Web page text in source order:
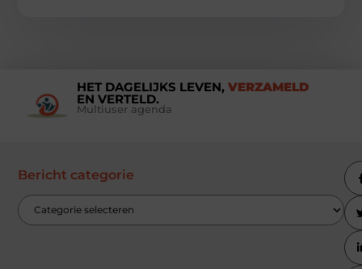
HET DAGELIJKS LEVEN, VERZAMELD
EN VERTELD.
Multiuser agenda
Bericht categorie